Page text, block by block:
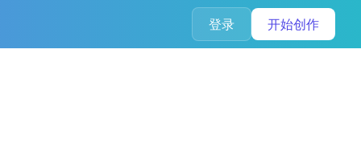
登录 开始创作